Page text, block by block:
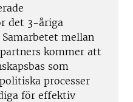
det 3-åriga
mellan
kommer att
som
processer
för effektiv